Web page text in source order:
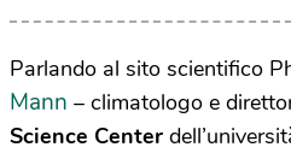
Parlando al sito scientifico
Mann – climatologo e
Science Center